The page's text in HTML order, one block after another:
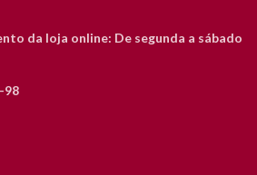
da loja online: De segunda a sábado
98